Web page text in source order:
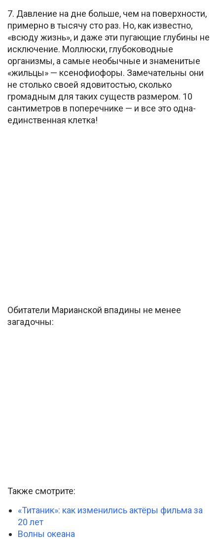
7. Давление на дне больше, чем на поверхности,
примерно в тысячу сто раз. Но, как известно,
«всюду жизнь», и даже эти пугающие глубины не
исключение. Моллюски, глубоководные
организмы, а самые необычные и знаменитые
«жильцы» — ксенофиофоры. Замечательны они
не столько своей ядовитостью, сколько
громадным для таких существ размером. 10
сантиметров в поперечнике — и все это одна-
единственная клетка!
Обитатели Марианской впадины не менее
загадочны:
Также смотрите:
«Титаник»: как изменились актёры фильма за
20 лет
Волны океана